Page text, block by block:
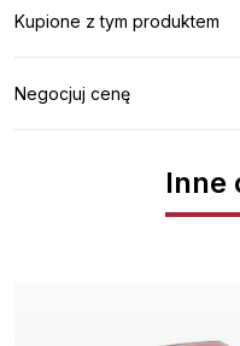
Kupione z tym produktem
Negocjuj cenę
Inne